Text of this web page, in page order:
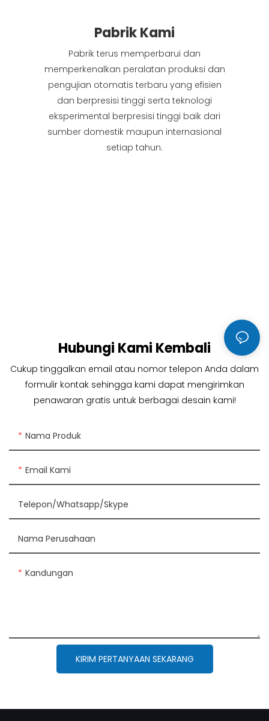
Pabrik Kami
Pabrik terus memperbarui dan
memperkenalkan peralatan produksi dan
pengujian otomatis terbaru yang efisien
dan berpresisi tinggi serta teknologi
eksperimental berpresisi tinggi baik dari
sumber domestik maupun internasional
setiap tahun.
Hubungi Kami Kembali
Cukup tinggalkan email atau nomor telepon Anda dalam
formulir kontak sehingga kami dapat mengirimkan
penawaran gratis untuk berbagai desain kami!
Nama Produk
Email Kami
Telepon/Whatsapp/Skype
Nama Perusahaan
Kandungan
KIRIM PERTANYAAN SEKARANG